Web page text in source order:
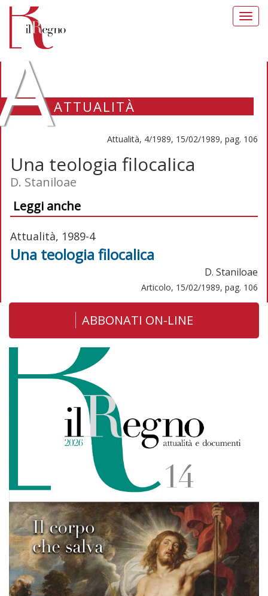
ATTUALITÀ
Attualità, 4/1989, 15/02/1989, pag. 106
Una teologia filocalica
D. Staniloae
Leggi anche
Attualità, 1989-4
Una teologia filocalica
D. Staniloae
Articolo, 15/02/1989, pag. 106
ABBONATI ON-LINE